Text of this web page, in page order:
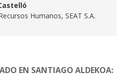
Humanos, SEAT S.A.
EN SANTIAGO ALDEKOA: